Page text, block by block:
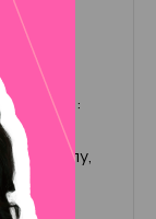
опыт
кутикулу,